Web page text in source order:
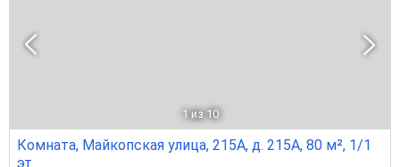
1 из 10
Комната, Майкопская улица, 215А, д. 215А, 80 м², 1/1
эт.